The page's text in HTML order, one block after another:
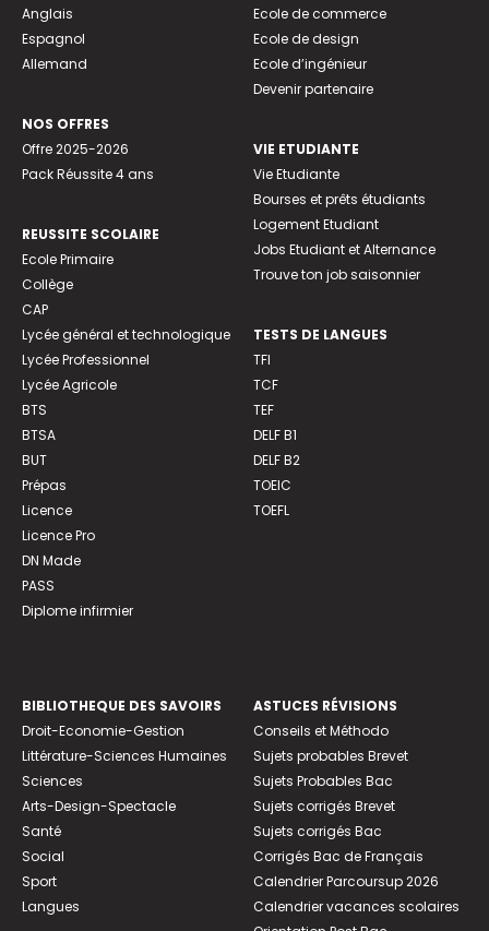
Anglais
Espagnol
Allemand
NOS OFFRES
Offre 2025-2026
Pack Réussite 4 ans
REUSSITE SCOLAIRE
Ecole Primaire
Collège
CAP
Lycée général et technologique
Lycée Professionnel
Lycée Agricole
BTS
BTSA
BUT
Prépas
Licence
Licence Pro
DN Made
PASS
Diplome infirmier
Ecole de commerce
Ecole de design
Ecole d’ingénieur
Devenir partenaire
VIE ETUDIANTE
Vie Etudiante
Bourses et prêts étudiants
Logement Etudiant
Jobs Etudiant et Alternance
Trouve ton job saisonnier
TESTS DE LANGUES
TFI
TCF
TEF
DELF B1
DELF B2
TOEIC
TOEFL
BIBLIOTHEQUE DES SAVOIRS
Droit-Economie-Gestion
Littérature-Sciences Humaines
Sciences
Arts-Design-Spectacle
Santé
Social
Sport
Langues
ASTUCES RÉVISIONS
Conseils et Méthodo
Sujets probables Brevet
Sujets Probables Bac
Sujets corrigés Brevet
Sujets corrigés Bac
Corrigés Bac de Français
Calendrier Parcoursup 2026
Calendrier vacances scolaires